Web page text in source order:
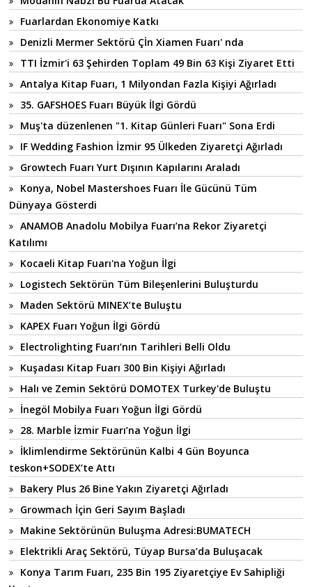
Fuarlardan Ekonomiye Katkı
Denizli Mermer Sektörü Çİn Xiamen Fuarı' nda
TTI İzmir'i 63 Şehirden Toplam 49 Bin 63 Kişi Ziyaret Etti
Antalya Kitap Fuarı, 1 Milyondan Fazla Kişiyi Ağırladı
35. GAFSHOES Fuarı Büyük İlgi Gördü
Muş'ta düzenlenen "1. Kitap Günleri Fuarı" Sona Erdi
IF Wedding Fashion İzmir 95 Ülkeden Ziyaretçi Ağırladı
Growtech Fuarı Yurt Dışının Kapılarını Araladı
Konya, Nobel Mastershoes Fuarı İle Gücünü Tüm
Dünyaya Gösterdi
ANAMOB Anadolu Mobilya Fuarı’na Rekor Ziyaretçi
Katılımı
Kocaeli Kitap Fuarı'na Yoğun İlgi
Logistech Sektörün Tüm Bileşenlerini Buluşturdu
Maden Sektörü MINEX’te Buluştu
KAPEX Fuarı Yoğun İlgi Gördü
Electrolighting Fuarı’nın Tarihleri Belli Oldu
Kuşadası Kitap Fuarı 300 Bin Kişiyi Ağırladı
Halı ve Zemin Sektörü DOMOTEX Turkey'de Buluştu
İnegöl Mobilya Fuarı Yoğun İlgi Gördü
28. Marble İzmir Fuarı’na Yoğun İlgi
İklimlendirme Sektörünün Kalbi 4 Gün Boyunca
teskon+SODEX’te Attı
Bakery Plus 26 Bine Yakın Ziyaretçi Ağırladı
Growmach İçin Geri Sayım Başladı
Makine Sektörünün Buluşma Adresi:BUMATECH
Elektrikli Araç Sektörü, Tüyap Bursa’da Buluşacak
Konya Tarım Fuarı, 235 Bin 195 Ziyaretçiye Ev Sahipliği